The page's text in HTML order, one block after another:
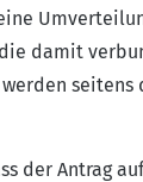
damit
seitens
der Antrag